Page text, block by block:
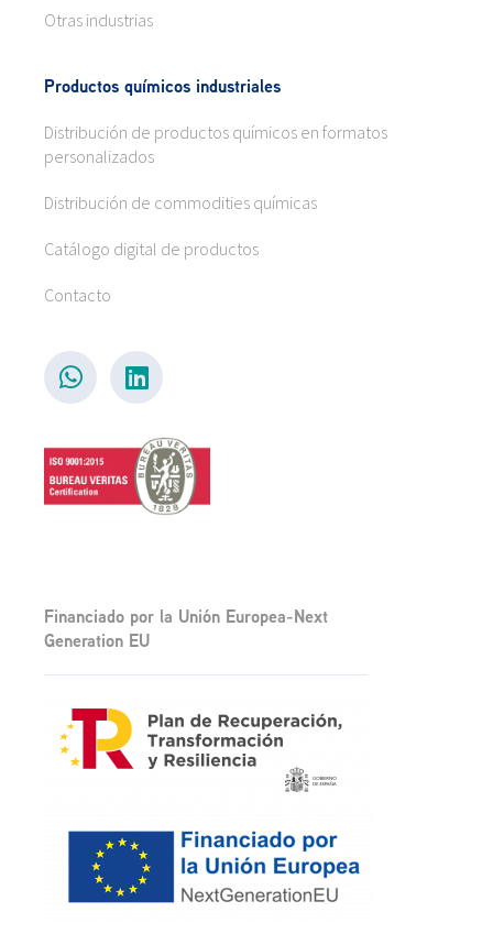
Otras industrias
Productos químicos industriales
Distribución de productos químicos en formatos
personalizados
Distribución de commodities químicas
Catálogo digital de productos
Contacto
Financiado por la Unión Europea-Next
Generation EU